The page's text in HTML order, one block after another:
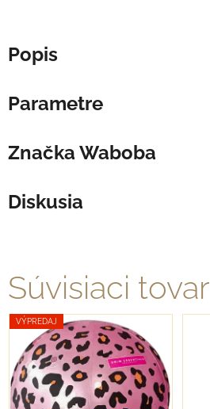
Popis
Parametre
Značka Waboba
Diskusia
Súvisiaci tovar
VÝPREDAJ